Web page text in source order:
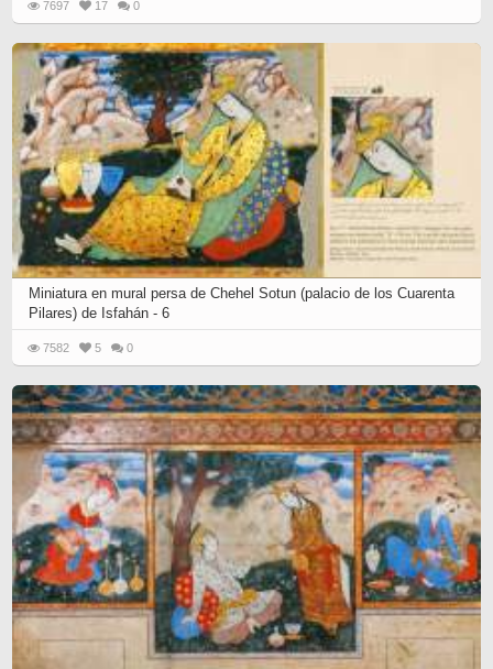
7697 17 0
Miniatura en mural persa de Chehel Sotun (palacio de los Cuarenta
Pilares) de Isfahán - 6
7582 5 0